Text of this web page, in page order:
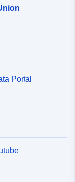
Portal